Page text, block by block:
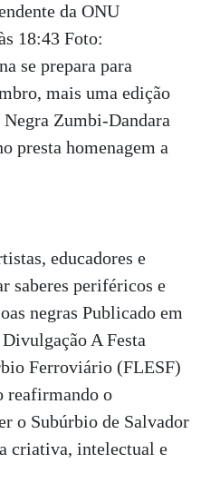
da ONU
18:43 Foto:
se prepara para
mais uma edição
Zumbi-Dandara
presta homenagem a
educadores e
saberes periféricos e
negras Publicado em
A Festa
Ferroviário (FLESF)
reafirmando o
o Subúrbio de Salvador
criativa, intelectual e